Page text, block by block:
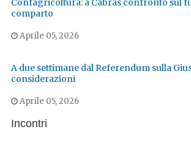
Confagricoltura: a Cabras confronto sul
comparto
Aprile 05, 2026
A due settimane dal Referendum sulla
considerazioni
Aprile 05, 2026
Incontri